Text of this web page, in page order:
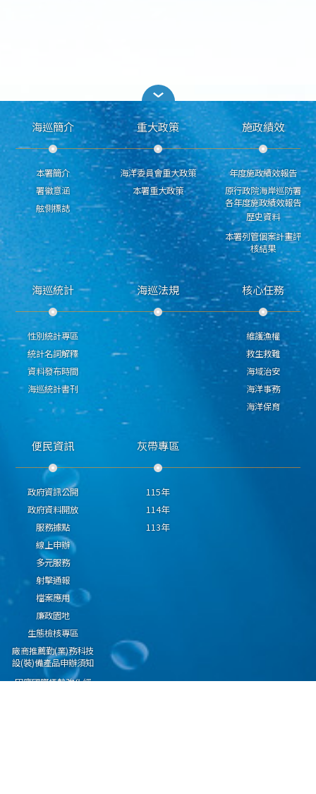
海巡簡介
本署簡介
署徽意涵
舷側標誌
重大政策
海洋委員會重大政策
本署重大政策
施政績效
年度施政績效報告
原行政院海岸巡防署
各年度施政績效報告
歷史資料
本署列管個案計畫評
核結果
海巡統計
性別統計專區
統計名詞解釋
資料發布時間
海巡統計書刊
海巡法規 核心任務
維護漁權
救生救難
海域治安
海洋事務
海洋保育
便民資訊
政府資訊公開
政府資料開放
服務據點
線上申辦
多元服務
射擊通報
檔案應用
廉政園地
生態檢核專區
廠商推薦勤(業)務科技
設(裝)備產品申辦須知
因應國際情勢強化經
灰帶專區
115年
114年
113年